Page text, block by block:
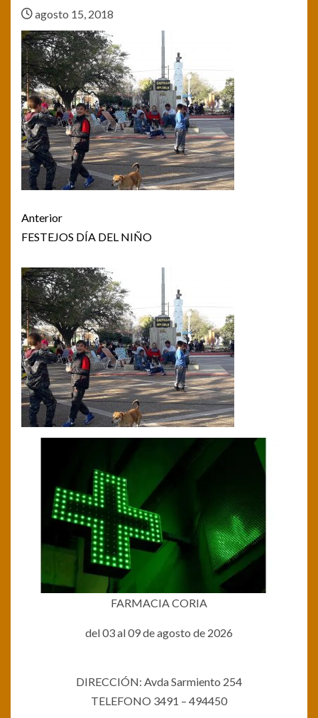
agosto 15, 2018
Post
navigation
Anterior
FESTEJOS DÍA DEL NIÑO
FARMACIA CORIA
del 03 al 09 de agosto de 2026
DIRECCIÓN: Avda Sarmiento 254
TELEFONO 3491 – 494450